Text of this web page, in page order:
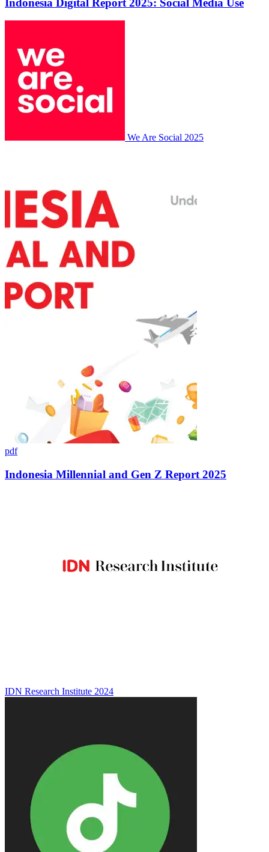
Indonesia Digital Report 2025: Social Media Use
We Are Social 2025
pdf
Indonesia Millennial and Gen Z Report 2025
IDN Research Institute 2024